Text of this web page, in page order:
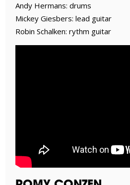
Andy Hermans: drums
Mickey Giesbers: lead guitar
Robin Schalken: rythm guitar